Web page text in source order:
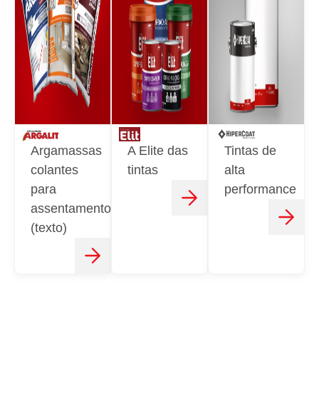
Argamassas
colantes
para
assentamento
(texto)
A Elite das
tintas
Tintas de
alta
performance